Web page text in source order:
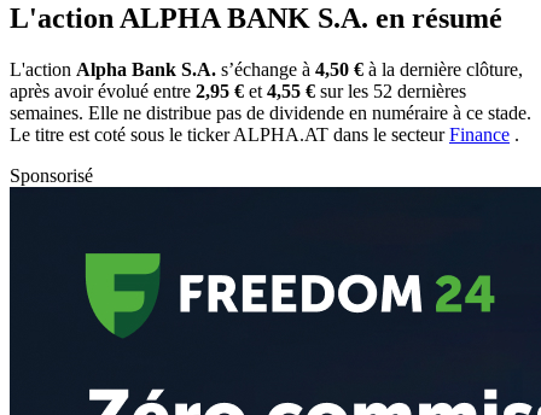
L'action ALPHA BANK S.A. en résumé
L'action Alpha Bank S.A. s’échange à 4,50 € à la dernière clôture,
après avoir évolué entre 2,95 € et 4,55 € sur les 52 dernières
semaines. Elle ne distribue pas de dividende en numéraire à ce stade.
Le titre est coté sous le tickerALPHA.AT dans le secteurFinance .
Sponsorisé